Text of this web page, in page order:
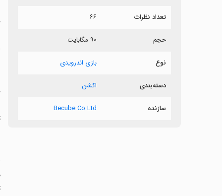
تعداد نظرات ۶۶
حجم ۹۰ مگابایت
نوع بازی اندرویدی
دسته‌بندی اکشن
سازنده Becube Co Ltd